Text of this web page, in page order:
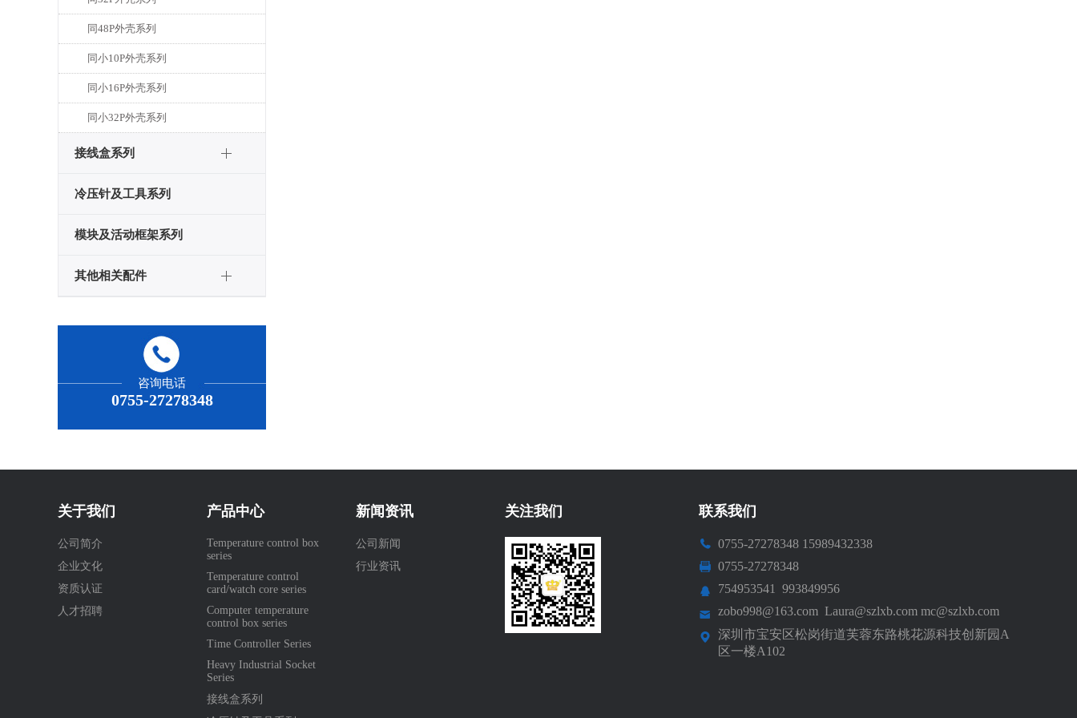
同48P外壳系列
同小10P外壳系列
同小16P外壳系列
同小32P外壳系列
接线盒系列
冷压针及工具系列
模块及活动框架系列
其他相关配件
咨询电话
0755-27278348
关于我们
公司简介
企业文化
资质认证
人才招聘
产品中心
Temperature control box
series
Temperature control
card/watch core series
Computer temperature
control box series
Time Controller Series
Heavy Industrial Socket
Series
接线盒系列
新闻资讯
公司新闻
行业资讯
关注我们 联系我们
0755-27278348 15989432338
0755-27278348
754953541 993849956
zobo998@163.com Laura@szlxb.com mc@szlxb.com
深圳市宝安区松岗街道芙蓉东路桃花源科技创新园A
区一楼A102